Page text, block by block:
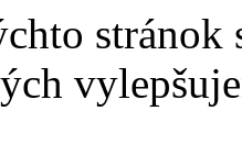
stránok